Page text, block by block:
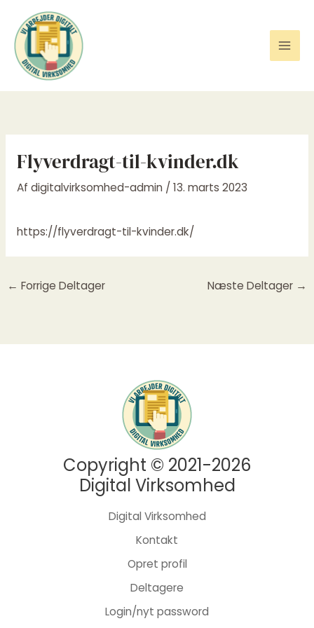
indholdet
Flyverdragt-til-kvinder.dk
Af digitalvirksomhed-admin / 13. marts 2023
https://flyverdragt-til-kvinder.dk/
← Forrige Deltager Næste Deltager →
Copyright © 2021-2026
Digital Virksomhed
Digital Virksomhed
Kontakt
Opret profil
Deltagere
Login/nyt password